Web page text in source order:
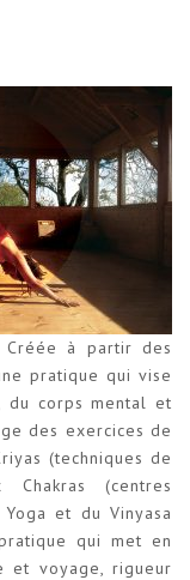
Créée à partir des
pratique qui vise
du corps mental et
des exercices de
(techniques de
(centres
et du Vinyasa
qui met en
et voyage, rigueur